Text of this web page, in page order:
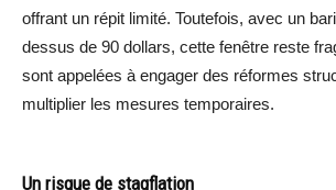
offrant un répit limité. Toutefois, avec un
dessus de 90 dollars, cette fenêtre reste
sont appelées à engager des réformes
multiplier les mesures temporaires.
Un risque de stagflation